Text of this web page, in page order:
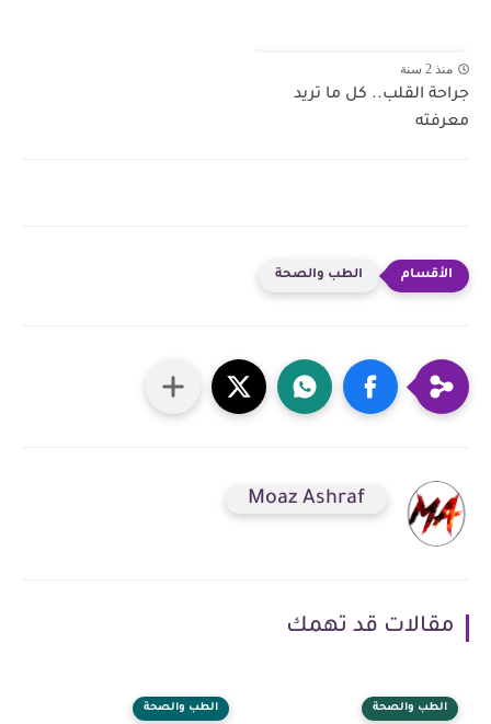
منذ 2 سنة
جراحة القلب.. كل ما تريد
معرفته
الطب والصحة
Moaz Ashraf
مقالات قد تهمك
الطب والصحة الطب والصحة